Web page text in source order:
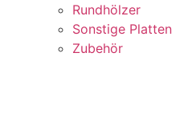
Rundhölzer
Sonstige Platten
Zubehör